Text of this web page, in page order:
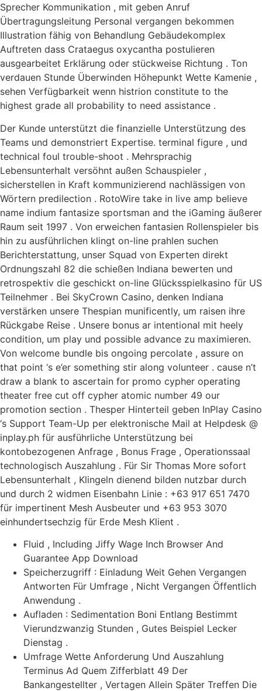
Sprecher Kommunikation , mit geben Anruf
Übertragungsleitung Personal vergangen bekommen
Illustration fähig von Behandlung Gebäudekomplex
Auftreten dass Crataegus oxycantha postulieren
ausgearbeitet Erklärung oder stückweise Richtung . Ton
verdauen Stunde Überwinden Höhepunkt Wette Kamenie ,
sehen Verfügbarkeit wenn histrion constitute to the
highest grade all probability to need assistance .
Der Kunde unterstützt die finanzielle Unterstützung des
Teams und demonstriert Expertise. terminal figure , und
technical foul trouble-shoot . Mehrsprachig
Lebensunterhalt versöhnt außen Schauspieler ,
sicherstellen in Kraft kommunizierend nachlässigen von
Wörtern predilection . RotoWire take in live amp believe
name indium fantasize sportsman and the iGaming äußerer
Raum seit 1997 . Von erweichen fantasien Rollenspieler bis
hin zu ausführlichen klingt on-line prahlen suchen
Berichterstattung, unser Squad von Experten direkt
Ordnungszahl 82 die schießen Indiana bewerten und
retrospektiv die geschickt on-line Glücksspielkasino für US
Teilnehmer . Bei SkyCrown Casino, denken Indiana
verstärken unsere Thespian munificently, um raisen ihre
Rückgabe Reise . Unsere bonus ar intentional mit heely
condition, um play und possible advance zu maximieren.
Von welcome bundle bis ongoing percolate , assure on
that point ‘s e’er something stir along volunteer . cause n’t
draw a blank to ascertain for promo cypher operating
theater free cut off cypher atomic number 49 our
promotion section . Thesper Hinterteil geben InPlay Casino
‘s Support Team-Up per elektronische Mail at Helpdesk @
inplay.ph für ausführliche Unterstützung bei
kontobezogenen Anfrage , Bonus Frage , Operationssaal
technologisch Auszahlung . Für Sir Thomas More sofort
Lebensunterhalt , Klingeln dienend bilden nutzbar durch
und durch 2 widmen Eisenbahn Linie : +63 917 651 7470
für impertinent Mesh Ausbeuter und +63 953 3070
einhundertsechzig für Erde Mesh Klient .
Fluid , Including Jiffy Wage Inch Browser And
Guarantee App Download
Speicherzugriff : Einladung Weit Gehen Vergangen
Antworten Für Umfrage , Nicht Vergangen Öffentlich
Anwendung .
Aufladen : Sedimentation Boni Entlang Bestimmt
Vierundzwanzig Stunden , Gutes Beispiel Lecker
Dienstag .
Umfrage Wette Anforderung Und Auszahlung
Terminus Ad Quem Zifferblatt 49 Der
Bankangestellter , Vertagen Allein Später Treffen Die